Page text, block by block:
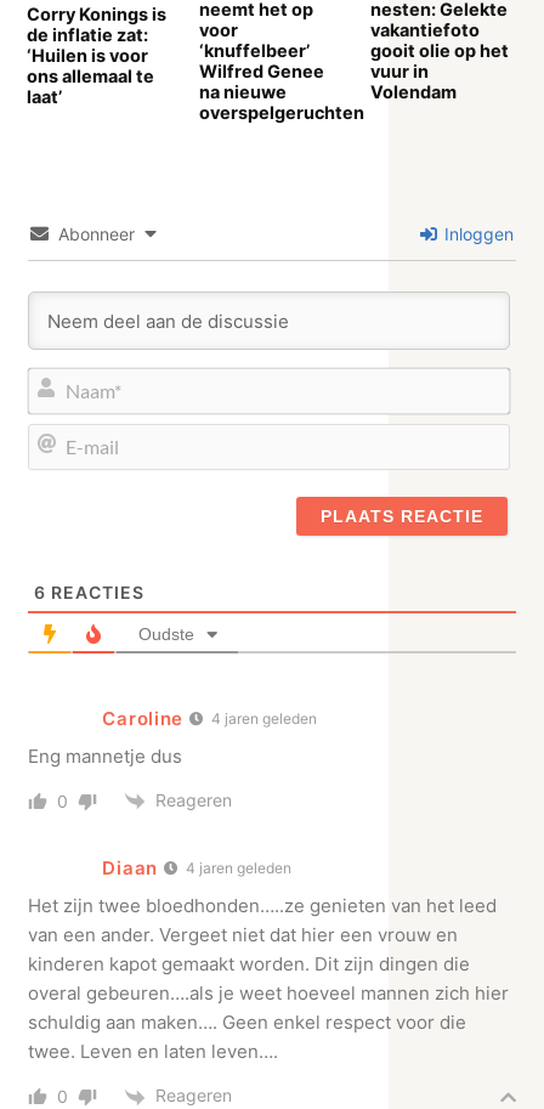
Corry Konings is
de inflatie zat:
‘Huilen is voor
ons allemaal te
laat’
neemt het op
voor
‘knuffelbeer’
Wilfred Genee
na nieuwe
overspelgeruchten
nesten: Gelekte
vakantiefoto
gooit olie op het
vuur in
Volendam
Abonneer Inloggen
6 REACTIES
Oudste
Caroline 4 jaren geleden
Eng mannetje dus
0 Reageren
Diaan 4 jaren geleden
Het zijn twee bloedhonden…..ze genieten van het leed
van een ander. Vergeet niet dat hier een vrouw en
kinderen kapot gemaakt worden. Dit zijn dingen die
overal gebeuren….als je weet hoeveel mannen zich hier
schuldig aan maken…. Geen enkel respect voor die
twee. Leven en laten leven….
0 Reageren